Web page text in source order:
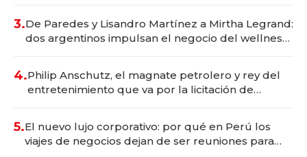
3.De Paredes y Lisandro Martínez a Mirtha Legrand:
dos argentinos impulsan el negocio del wellness
4.Philip Anschutz, el magnate petrolero y rey del
entretenimiento que va por la licitación de
5.El nuevo lujo corporativo: por qué en Perú los
viajes de negocios dejan de ser reuniones para